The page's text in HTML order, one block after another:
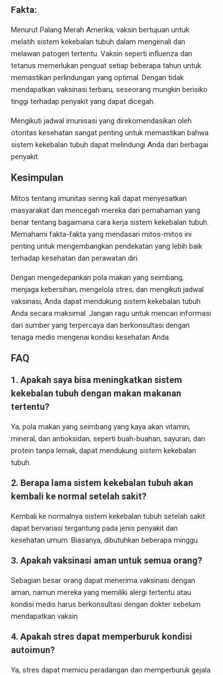
Fakta:
Menurut Palang Merah Amerika, vaksin bertujuan untuk
melatih sistem kekebalan tubuh dalam mengenali dan
melawan patogen tertentu. Vaksin seperti influenza dan
tetanus memerlukan penguat setiap beberapa tahun untuk
memastikan perlindungan yang optimal. Dengan tidak
mendapatkan vaksinasi terbaru, seseorang mungkin berisiko
tinggi terhadap penyakit yang dapat dicegah.
Mengikuti jadwal imunisasi yang direkomendasikan oleh
otoritas kesehatan sangat penting untuk memastikan bahwa
sistem kekebalan tubuh dapat melindungi Anda dari berbagai
penyakit.
Kesimpulan
Mitos tentang imunitas sering kali dapat menyesatkan
masyarakat dan mencegah mereka dari pemahaman yang
benar tentang bagaimana cara kerja sistem kekebalan tubuh.
Memahami fakta-fakta yang mendasari mitos-mitos ini
penting untuk mengembangkan pendekatan yang lebih baik
terhadap kesehatan dan perawatan diri.
Dengan mengedepankan pola makan yang seimbang,
menjaga kebersihan, mengelola stres, dan mengikuti jadwal
vaksinasi, Anda dapat mendukung sistem kekebalan tubuh
Anda secara maksimal. Jangan ragu untuk mencari informasi
dari sumber yang terpercaya dan berkonsultasi dengan
tenaga medis mengenai kondisi kesehatan Anda.
FAQ
1. Apakah saya bisa meningkatkan sistem
kekebalan tubuh dengan makan makanan
tertentu?
Ya, pola makan yang seimbang yang kaya akan vitamin,
mineral, dan antioksidan, seperti buah-buahan, sayuran, dan
protein tanpa lemak, dapat mendukung sistem kekebalan
tubuh.
2. Berapa lama sistem kekebalan tubuh akan
kembali ke normal setelah sakit?
Kembali ke normalnya sistem kekebalan tubuh setelah sakit
dapat bervariasi tergantung pada jenis penyakit dan
kesehatan umum. Biasanya, dibutuhkan beberapa minggu.
3. Apakah vaksinasi aman untuk semua orang?
Sebagian besar orang dapat menerima vaksinasi dengan
aman, namun mereka yang memiliki alergi tertentu atau
kondisi medis harus berkonsultasi dengan dokter sebelum
mendapatkan vaksin.
4. Apakah stres dapat memperburuk kondisi
autoimun?
Ya, stres dapat memicu peradangan dan memperburuk gejala